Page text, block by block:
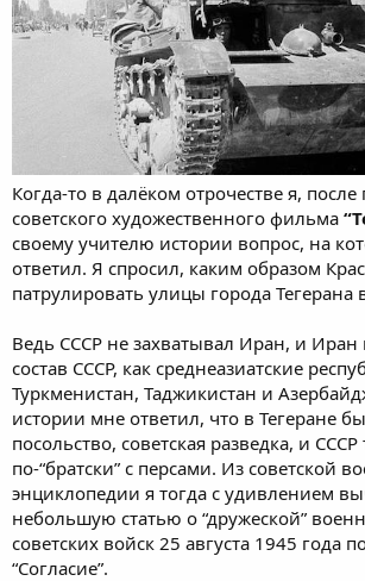
Когда-то в далёком отрочестве я,
советского художественного фильма
своему учителю истории вопрос, на
ответил. Я спросил, каким образом
патрулировать улицы города Тегерана
Ведь СССР не захватывал Иран, и Иран
состав СССР, как среднеазиатские
Туркменистан, Таджикистан и
истории мне ответил, что в Тегеране
посольство, советская разведка, и
по-“братски” с персами. Из советской
энциклопедии я тогда с удивлением
небольшую статью о “дружеской”
советских войск 25 августа 1945 года
“Согласие”.